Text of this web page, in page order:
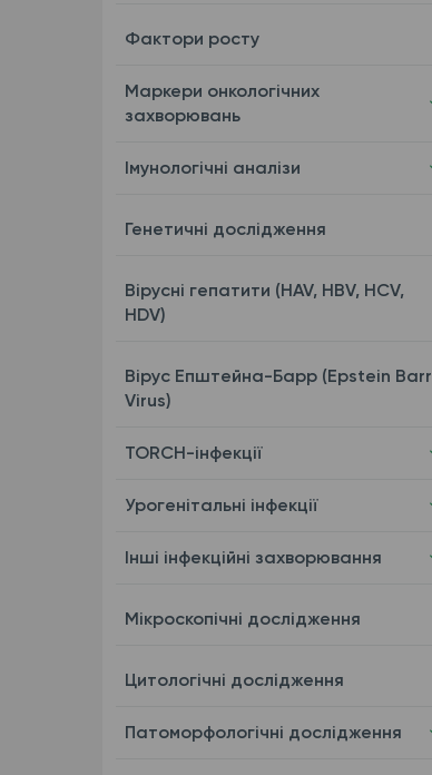
Фактори росту
Маркери онкологічних
захворювань
Імунологічні аналізи
Генетичні дослідження
Вірусні гепатити (HAV, HBV, HCV,
HDV)
Вірус Епштейна-Барр (Epstein Barr
Virus)
TORCH-інфекції
Урогенітальні інфекції
Інші інфекційні захворювання
Мікроскопічні дослідження
Цитологічні дослідження
Патоморфологічні дослідження